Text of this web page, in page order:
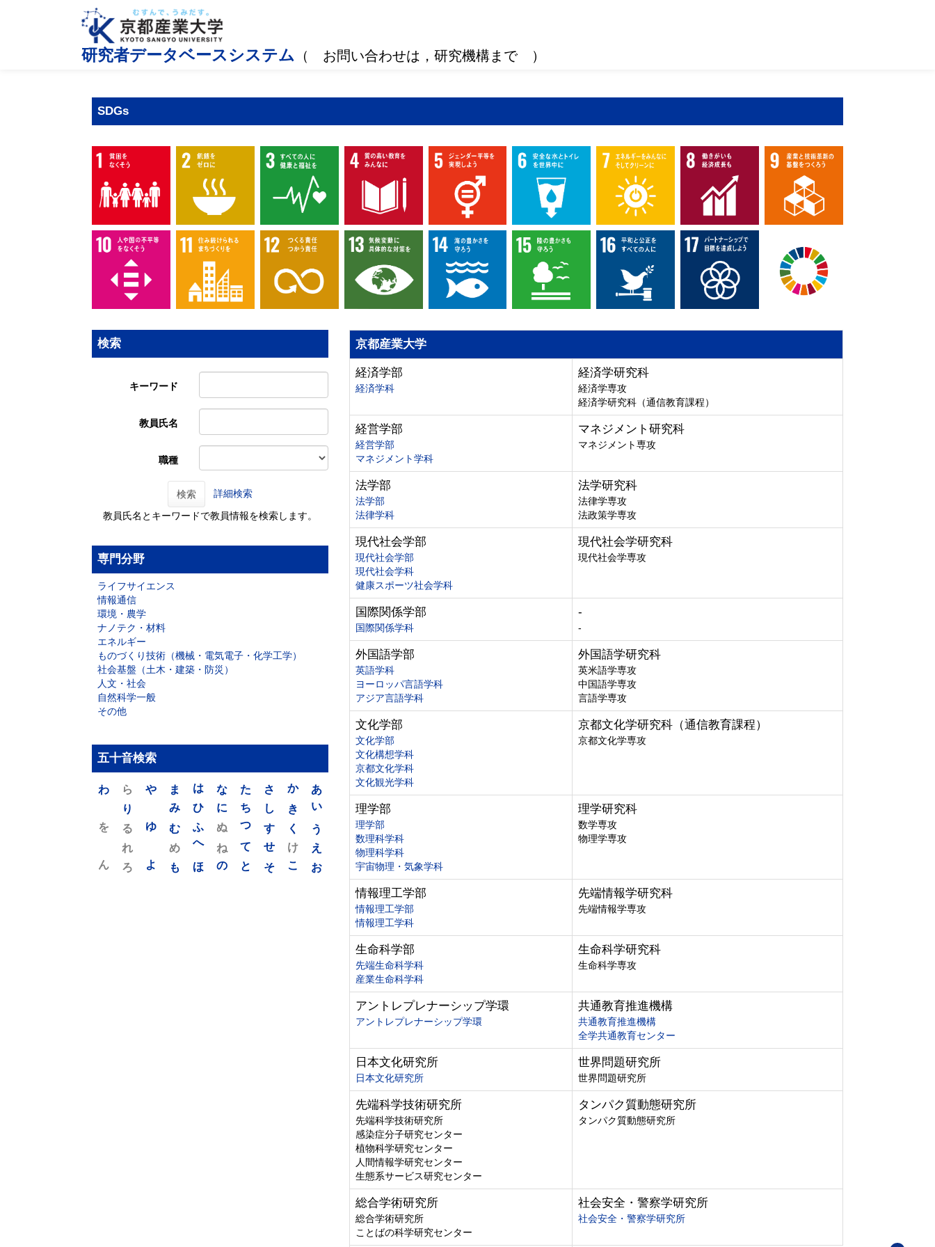
研究者データベースシステム （ お問い合わせは，研究機構まで ）
SDGs
検索
キーワード
教員氏名
職種
検索 詳細検索
教員氏名とキーワードで教員情報を検索します。
専門分野
ライフサイエンス
情報通信
環境・農学
ナノテク・材料
エネルギー
ものづくり技術（機械・電気電子・化学工学）
社会基盤（土木・建築・防災）
人文・社会
自然科学一般
その他
五十音検索
あ
い
う
え
お
か
き
く
け
こ
さ
し
す
せ
そ
た
ち
つ
て
と
な
に
ぬ
ね
の
は
ひ
ふ
へ
ほ
ま
み
む
め
も
や
ゆ
よ
ら
り
る
れ
ろ
わ
を
ん
京都産業大学
経済学部
経済学科
経済学研究科
経済学専攻
経済学研究科（通信教育課程）
経営学部
経営学部
マネジメント学科
マネジメント研究科
マネジメント専攻
法学部
法学部
法律学科
法学研究科
法律学専攻
法政策学専攻
現代社会学部
現代社会学部
現代社会学科
健康スポーツ社会学科
現代社会学研究科
現代社会学専攻
国際関係学部
国際関係学科
-
-
外国語学部
英語学科
ヨーロッパ言語学科
アジア言語学科
外国語学研究科
英米語学専攻
中国語学専攻
言語学専攻
文化学部
文化学部
文化構想学科
京都文化学科
文化観光学科
京都文化学研究科（通信教育課程）
京都文化学専攻
理学部
理学部
数理科学科
物理科学科
宇宙物理・気象学科
理学研究科
数学専攻
物理学専攻
情報理工学部
情報理工学部
情報理工学科
先端情報学研究科
先端情報学専攻
生命科学部
先端生命科学科
産業生命科学科
生命科学研究科
生命科学専攻
アントレプレナーシップ学環
アントレプレナーシップ学環
共通教育推進機構
共通教育推進機構
全学共通教育センター
日本文化研究所
日本文化研究所
世界問題研究所
世界問題研究所
先端科学技術研究所
先端科学技術研究所
感染症分子研究センター
植物科学研究センター
人間情報学研究センター
生態系サービス研究センター
タンパク質動態研究所
タンパク質動態研究所
総合学術研究所
総合学術研究所
ことばの科学研究センター
社会安全・警察学研究所
社会安全・警察学研究所